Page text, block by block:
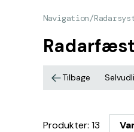
Navigation/
Tilbage
Produkter: 13